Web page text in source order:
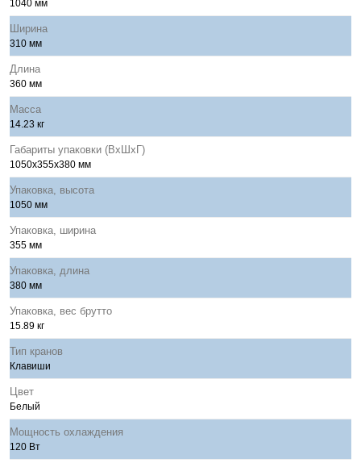
1040 мм
Ширина
310 мм
Длина
360 мм
Масса
14.23 кг
Габариты упаковки (ВхШхГ)
1050x355х380 мм
Упаковка, высота
1050 мм
Упаковка, ширина
355 мм
Упаковка, длина
380 мм
Упаковка, вес брутто
15.89 кг
Тип кранов
Клавиши
Цвет
Белый
Мощность охлаждения
120 Вт